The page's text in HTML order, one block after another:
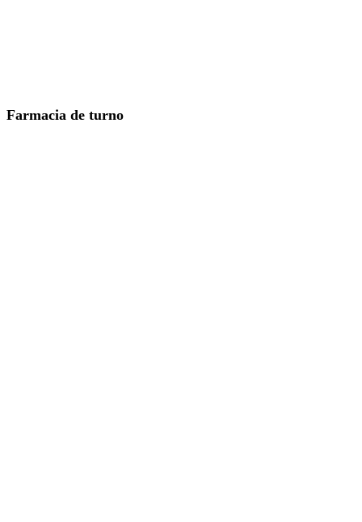
Farmacia de turno